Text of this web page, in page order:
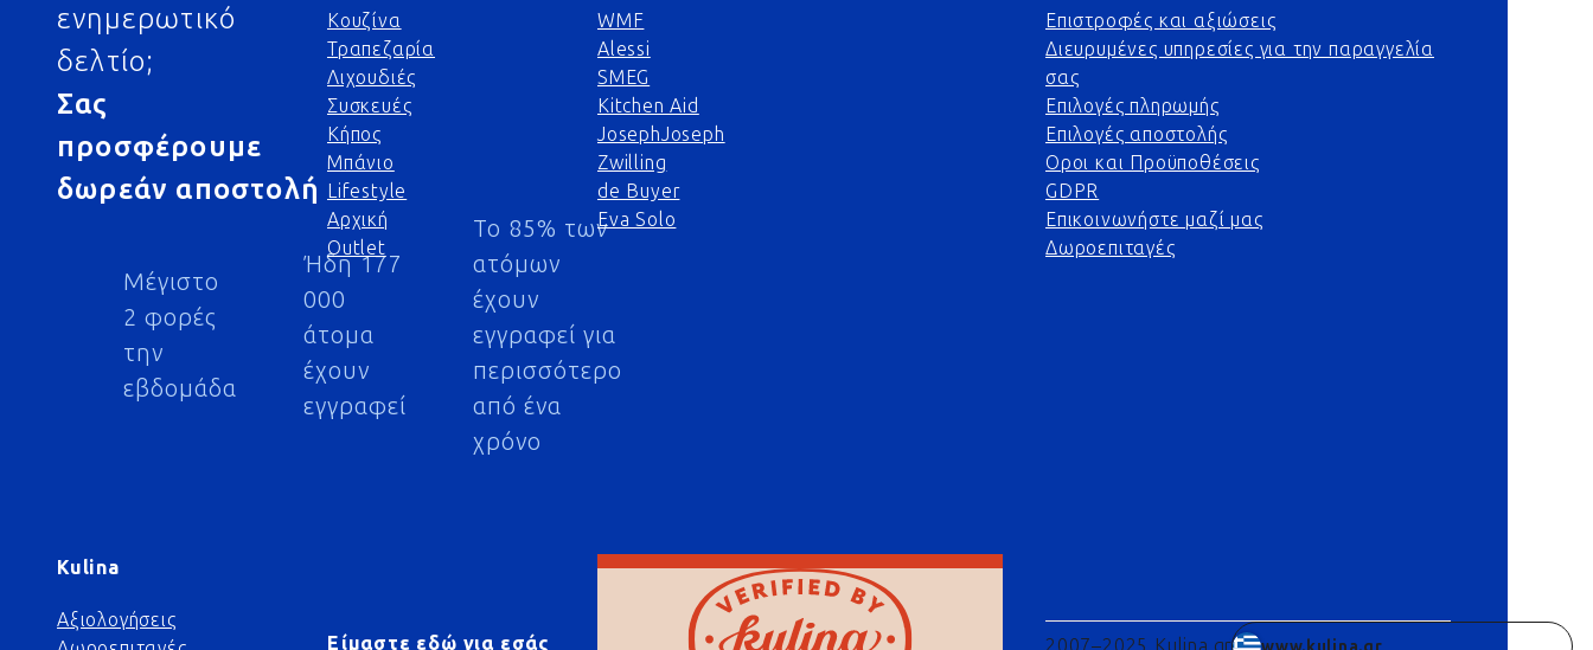
ενημερωτικό
δελτίο;
Σας
προσφέρουμε
δωρεάν αποστολή
Μέγιστο
2 φορές
την
εβδομάδα
Ήδη 177
000
άτομα
έχουν
εγγραφεί
Το 85% των
ατόμων
έχουν
εγγραφεί για
περισσότερο
από ένα
χρόνο
Κουζίνα
Τραπεζαρία
Λιχουδιές
Συσκευές
Κήπος
Μπάνιο
Lifestyle
Αρχική
Outlet
WMF
Alessi
SMEG
Kitchen Aid
JosephJoseph
Zwilling
de Buyer
Eva Solo
Επιστροφές και αξιώσεις
Διευρυμένες υπηρεσίες για την παραγγελία
σας
Επιλογές πληρωμής
Επιλογές αποστολής
Οροι και Προϋποθέσεις
GDPR
Επικοινωνήστε μαζί μας
Δωροεπιταγές
Kulina
Αξιολογήσεις
Είμαστε εδώ για εσάς